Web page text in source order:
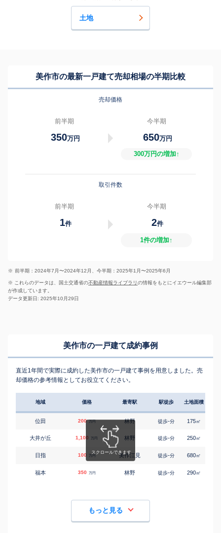
土地
美作市の最新一戸建て売却相場の半期比較
売却価格
前半期
350万円
今半期
650万円
300万円の増加↑
取引件数
前半期
1件
今半期
2件
1件の増加↑
※ 前半期：2024年7月〜2024年12月、今半期：2025年1月〜2025年6月
※ これらのデータは、国土交通省の不動産情報ライブラリの情報をもとにイエウール編集部
が作成しています。
データ更新日: 2025年10月29日
美作市の一戸建て成約事例
直近1年間で実際に成約した美作市の一戸建て事例を用意しました。売
却価格の参考情報としてお役立てください。
地域 価格 最寄駅 駅徒歩 土地面積
位田 200 万円 林野 徒歩-分 175㎡
大井が丘 1,100 万円 林野 徒歩-分 250㎡
日指 100 万円 美作江見 徒歩-分 680㎡
福本 350 万円 林野 徒歩-分 290㎡
もっと見る